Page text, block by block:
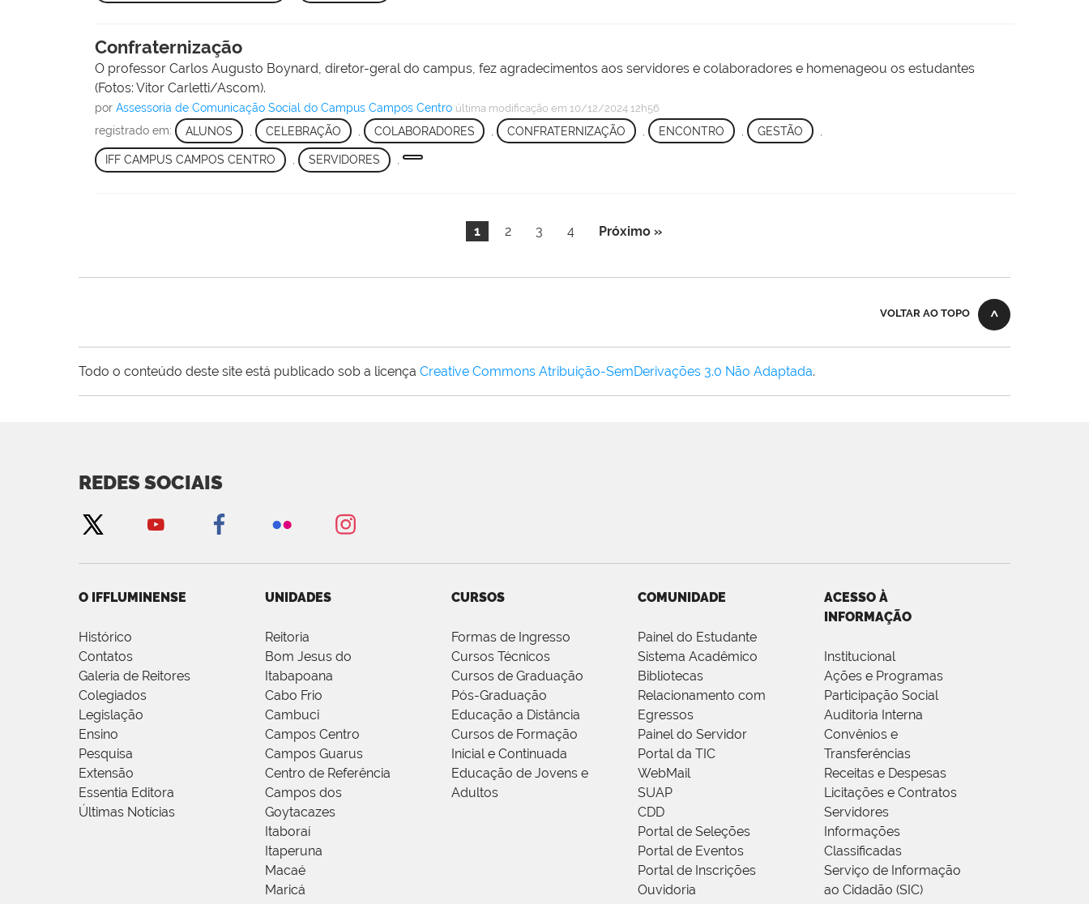
Confraternização
O professor Carlos Augusto Boynard, diretor-geral do campus, fez agradecimentos aos servidores e colaboradores e homenageou os estudantes
(Fotos: Vitor Carletti/Ascom).
porAssessoria de Comunicação Social do Campus Campos Centro última modificação em 10/12/2024 12h56
registrado em: ALUNOS CELEBRAÇÃO COLABORADORES , CONFRATERNIZAÇÃO , ENCONTRO GESTÃO
IFF CAMPUS CAMPOS CENTRO , SERVIDORES ,
1 2 3 4 Próximo »
VOLTAR AO TOPO
Todo o conteúdo deste site está publicado sob a licença Creative Commons Atribuição-SemDerivações 3.0 Não Adaptada.
REDES SOCIAIS
O IFFLUMINENSE
Histórico
Contatos
Galeria de Reitores
Colegiados
Legislação
Ensino
Pesquisa
Extensão
Essentia Editora
Últimas Notícias
UNIDADES
Reitoria
Bom Jesus do
Itabapoana
Cabo Frio
Cambuci
Campos Centro
Campos Guarus
Centro de Referência
Campos dos
Goytacazes
Itaboraí
Itaperuna
Macaé
Maricá
CURSOS
Formas de Ingresso
Cursos Técnicos
Cursos de Graduação
Pós-Graduação
Educação a Distância
Cursos de Formação
Inicial e Continuada
Educação de Jovens e
Adultos
COMUNIDADE
Painel do Estudante
Sistema Acadêmico
Bibliotecas
Relacionamento com
Egressos
Painel do Servidor
Portal da TIC
WebMail
SUAP
CDD
Portal de Seleções
Portal de Eventos
Portal de Inscrições
Ouvidoria
ACESSO À
INFORMAÇÃO
Institucional
Ações e Programas
Participação Social
Auditoria Interna
Convênios e
Transferências
Receitas e Despesas
Licitações e Contratos
Servidores
Informações
Classificadas
Serviço de Informação
ao Cidadão (SIC)